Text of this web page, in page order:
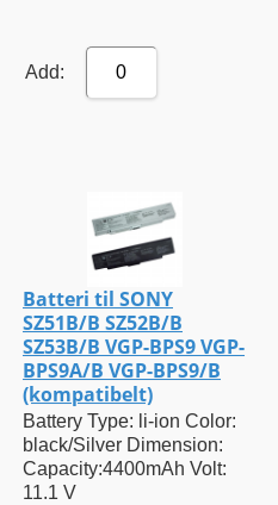
Add: 0
Batteri til SONY
SZ51B/B SZ52B/B
SZ53B/B VGP-BPS9 VGP-
BPS9A/B VGP-BPS9/B
(kompatibelt)
Battery Type: li-ion Color:
black/Silver Dimension:
Capacity:4400mAh Volt:
11.1 V